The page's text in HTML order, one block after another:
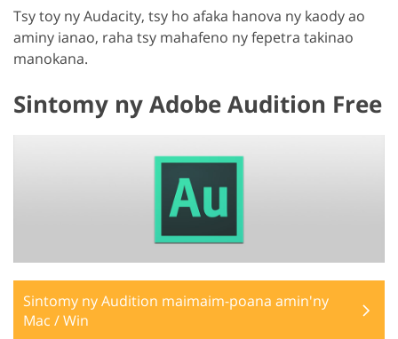
Tsy toy ny Audacity, tsy ho afaka hanova ny kaody ao
aminy ianao, raha tsy mahafeno ny fepetra takinao
manokana.
Sintomy ny Adobe Audition Free
Sintomy ny Audition maimaim-poana amin'ny
Mac / Win